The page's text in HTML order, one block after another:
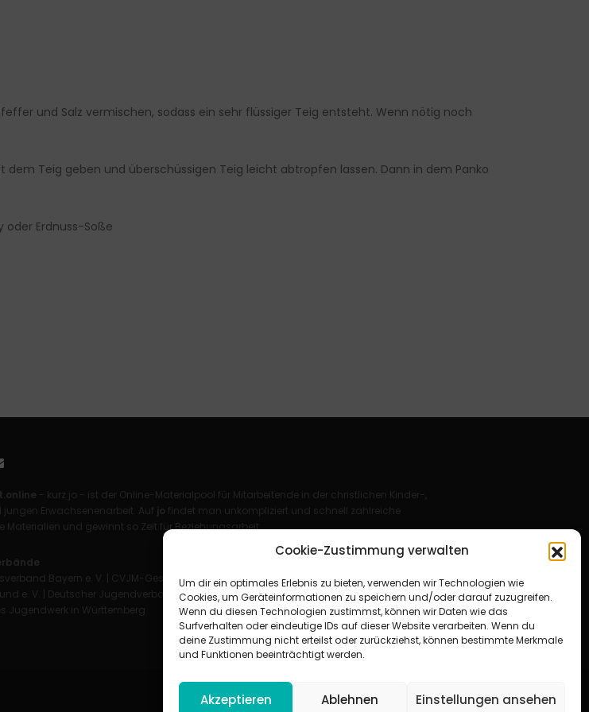
Cookie-Zustimmung verwalten
Um dir ein optimales Erlebnis zu bieten, verwenden wir Technologien wie
Cookies, um Geräteinformationen zu speichern und/oder darauf zuzugreifen.
Wenn du diesen Technologien zustimmst, können wir Daten wie das
Surfverhalten oder eindeutige IDs auf dieser Website verarbeiten. Wenn du
deine Zustimmung nicht erteilst oder zurückziehst, können bestimmte Merkmale
und Funktionen beeinträchtigt werden.
Akzeptieren Ablehnen Einstellungen ansehen
und Salz vermischen, sodass ein sehr flüssiger Teig entsteht. Wenn nötig noch
Teig geben und überschüssigen Teig leicht abtropfen lassen. Dann in dem Panko
oder Erdnuss-Soße
- kurz jo - ist der Online-Materialpool für Mitarbeitende in der christlichen Kinder-,
Erwachsenenarbeit. Auf jo findet man unkompliziert und schnell zahlreiche
Materialien und gewinnt so Zeit für Beziehungsarbeit.
Bayern e. V.
CVJM-Gesamtverband in Deutschland e. V.
e. V.
Deutscher Jugendverband „Entschieden für Christus“ e. V.
Jugendwerk in Württemberg